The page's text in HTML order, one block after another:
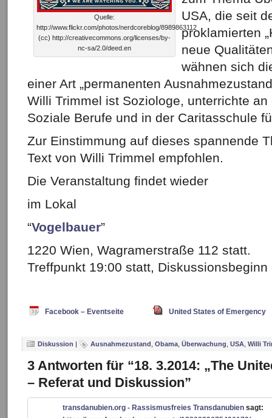
Quelle:
http://www.flickr.com/photos/nerdcoreblog/8989863112
(cc) http://creativecommons.org/licenses/by-
nc-sa/2.0/deed.en
USA, die seit
proklamierten
neue
wähnen sich
einer Art „permanenten
Willi Trimmel ist Soziologe, unterrichte
Soziale Berufe und in der Caritasschule
Zur Einstimmung auf dieses spannende
Text von Willi Trimmel empfohlen.
Die Veranstaltung findet wieder
im Lokal
“Vogelbauer”
1220 Wien, Wagramerstraße 112 statt.
Treffpunkt 19:00 statt, Diskussionsbeginn
Facebook – Eventseite United States of Emergency
Diskussion | Ausnahmezustand Obama Überwachung USA Willi
3 Antworten für “18. 3.2014: „The
– Referat und Diskussion”
transdanubien.org - Rassismusfreies Transdanubien sagt: